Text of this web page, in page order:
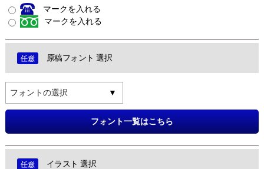
マークを入れる
マークを入れる
原稿フォント 選択
フォントの選択
フォント一覧はこちら
イラスト 選択